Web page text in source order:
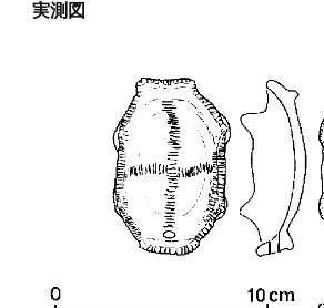
実測図